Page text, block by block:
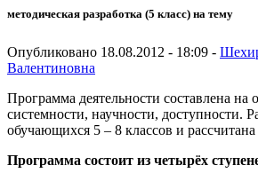
методическая разработка (5 класс) на тему
Опубликовано 18.08.2012 - 18:09 -
Валентиновна
Программа деятельности составлена на
системности, научности, доступности.
обучающихся 5 – 8 классов и
Программа состоит из четырёх